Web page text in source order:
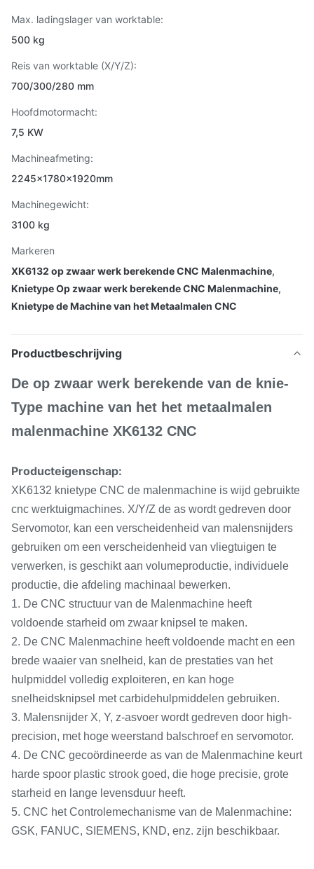
Max. ladingslager van worktable:
500 kg
Reis van worktable (X/Y/Z):
700/300/280 mm
Hoofdmotormacht:
7,5 KW
Machineafmeting:
2245×1780×1920mm
Machinegewicht:
3100 kg
Markeren
XK6132 op zwaar werk berekende CNC Malenmachine,
Knietype Op zwaar werk berekende CNC Malenmachine,
Knietype de Machine van het Metaalmalen CNC
Productbeschrijving
De op zwaar werk berekende van de knie-
Type machine van het het metaalmalen
malenmachine XK6132 CNC
Producteigenschap:
XK6132 knietype CNC de malenmachine is wijd gebruikte
cnc werktuigmachines. X/Y/Z de as wordt gedreven door
Servomotor, kan een verscheidenheid van malensnijders
gebruiken om een verscheidenheid van vliegtuigen te
verwerken, is geschikt aan volumeproductie, individuele
productie, die afdeling machinaal bewerken.
1. De CNC structuur van de Malenmachine heeft
voldoende starheid om zwaar knipsel te maken.
2. De CNC Malenmachine heeft voldoende macht en een
brede waaier van snelheid, kan de prestaties van het
hulpmiddel volledig exploiteren, en kan hoge
snelheidsknipsel met carbidehulpmiddelen gebruiken.
3. Malensnijder X, Y, z-asvoer wordt gedreven door high-
precision, met hoge weerstand balschroef en servomotor.
4. De CNC gecoördineerde as van de Malenmachine keurt
harde spoor plastic strook goed, die hoge precisie, grote
starheid en lange levensduur heeft.
5. CNC het Controlemechanisme van de Malenmachine:
GSK, FANUC, SIEMENS, KND, enz. zijn beschikbaar.